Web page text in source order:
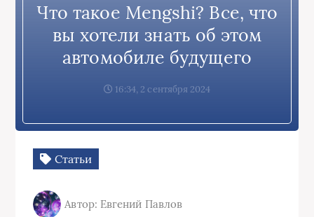
Что такое Mengshi? Все, что
вы хотели знать об этом
автомобиле будущего
16:34, 2 сентября 2024
Статьи
Автор: Евгений Павлов